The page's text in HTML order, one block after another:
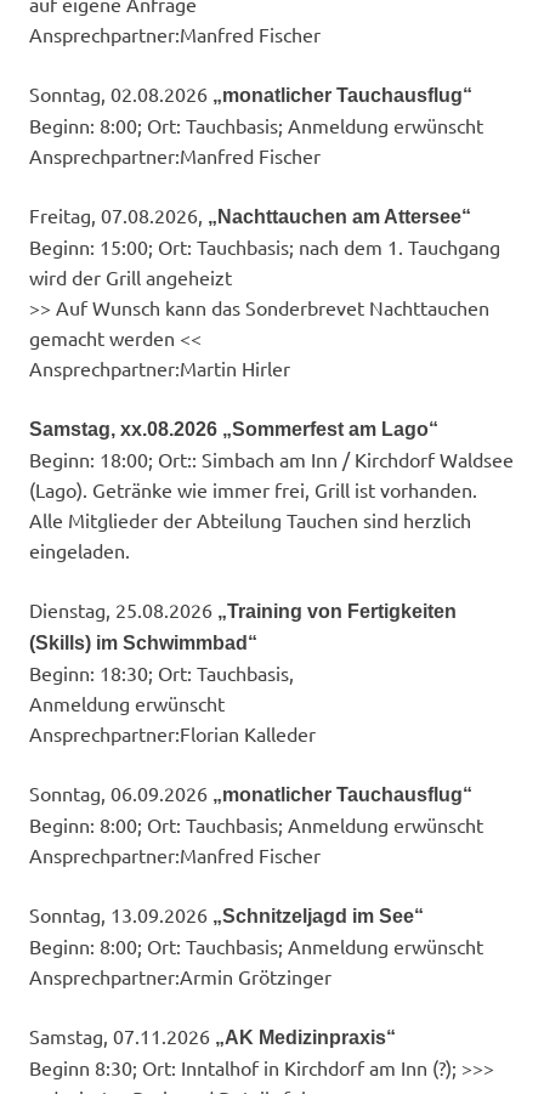
Ansprechpartner:​Manfred Fischer
Sonntag, 02.08.2026 „monatlicher Tauchausflug“
Beginn: 8:00; Ort: Tauchbasis; Anmeldung erwünscht
Ansprechpartner:​Manfred Fischer
Freitag, 07.08.2026, „Nachttauchen am Attersee“
Beginn: 15:00; Ort: Tauchbasis; nach dem 1. Tauchgang
wird der Grill angeheizt
>> Auf Wunsch kann das Sonderbrevet Nachttauchen
gemacht werden <<
Ansprechpartner:​Martin Hirler
Samstag, xx.08.2026 „Sommerfest am Lago“
Beginn: 18:00; Ort:: Simbach am Inn / Kirchdorf Waldsee
(Lago). Getränke wie immer frei, Grill ist vorhanden.
Alle Mitglieder der Abteilung Tauchen sind herzlich
eingeladen.
Dienstag, 25.08.2026 „Training von Fertigkeiten
(Skills) im Schwimmbad“
Beginn: 18:30; Ort: Tauchbasis,
Anmeldung erwünscht
Ansprechpartner:​Florian Kalleder
Sonntag, 06.09.2026 „monatlicher Tauchausflug“
Beginn: 8:00; Ort: Tauchbasis; Anmeldung erwünscht
Ansprechpartner:​Manfred Fischer
Sonntag, 13.09.2026 „Schnitzeljagd im See“
Beginn: 8:00; Ort: Tauchbasis; Anmeldung erwünscht
Ansprechpartner:​Armin Grötzinger
Samstag, 07.11.2026 „AK Medizinpraxis“
Beginn 8:30; Ort: Inntalhof in Kirchdorf am Inn (?); >>>